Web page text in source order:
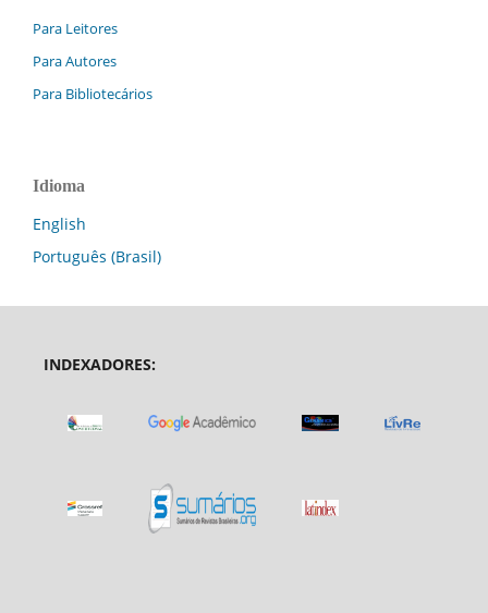
Para Leitores
Para Autores
Para Bibliotecários
Idioma
English
Português (Brasil)
INDEXADORES: